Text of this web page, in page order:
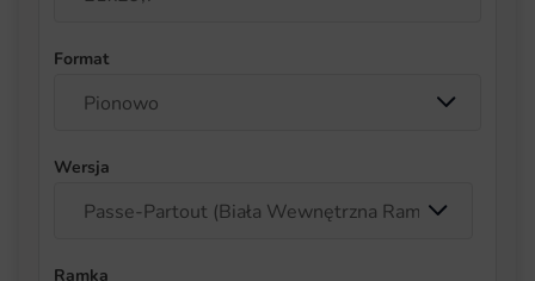
Format
Wersja
Ramka